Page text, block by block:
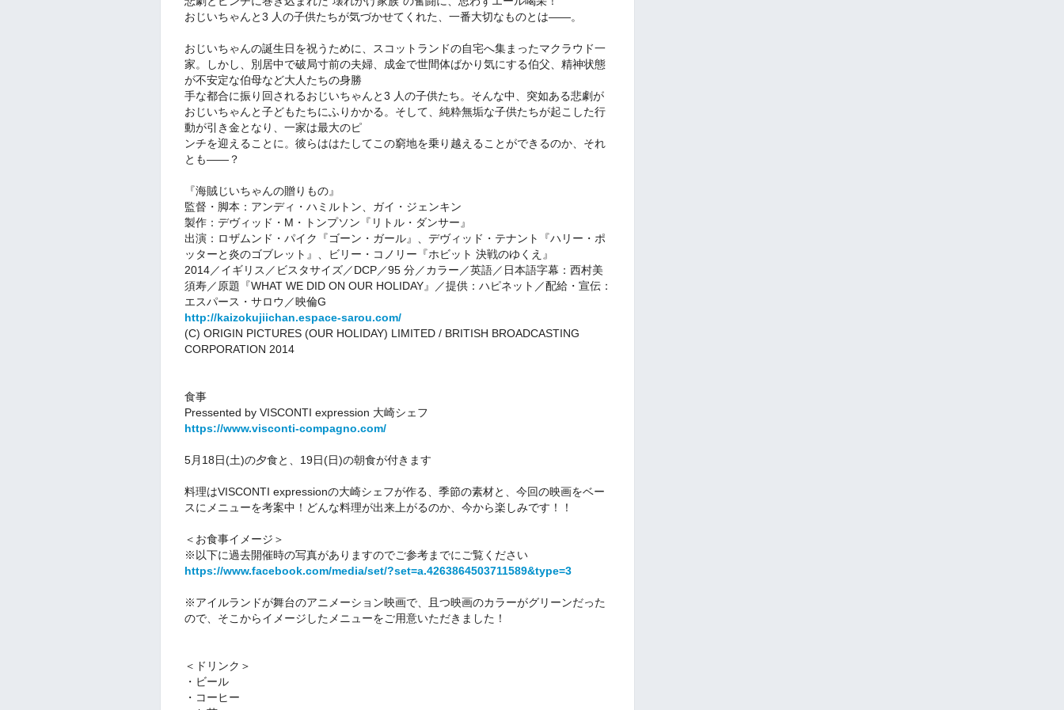
おじいちゃんと3 人の子供たちが気づかせてくれた、一番大切なものとは――。
おじいちゃんの誕生日を祝うために、スコットランドの自宅へ集まったマクラウド一
家。しかし、別居中で破局寸前の夫婦、成金で世間体ばかり気にする伯父、精神状態
が不安定な伯母など大人たちの身勝
手な都合に振り回されるおじいちゃんと3 人の子供たち。そんな中、突如ある悲劇が
おじいちゃんと子どもたちにふりかかる。そして、純粋無垢な子供たちが起こした行
動が引き金となり、一家は最大のピ
ンチを迎えることに。彼らははたしてこの窮地を乗り越えることができるのか、それ
とも――？
『海賊じいちゃんの贈りもの』
監督・脚本：アンディ・ハミルトン、ガイ・ジェンキン
製作：デヴィッド・M・トンプソン『リトル・ダンサー』
出演：ロザムンド・パイク『ゴーン・ガール』、デヴィッド・テナント『ハリー・ポ
ッターと炎のゴブレット』、ビリー・コノリー『ホビット 決戦のゆくえ』
2014／イギリス／ビスタサイズ／DCP／95 分／カラー／英語／日本語字幕：西村美
須寿／原題『WHAT WE DID ON OUR HOLIDAY』／提供：ハピネット／配給・宣伝：
エスパース・サロウ／映倫G
http://kaizokujiichan.espace-sarou.com/
(C) ORIGIN PICTURES (OUR HOLIDAY) LIMITED / BRITISH BROADCASTING
CORPORATION 2014
︎食事
Pressented by VISCONTI expression 大崎シェフ
https://www.visconti-compagno.com/
5月18日(土)の夕食と、19日(日)の朝食が付きます
料理はVISCONTI expressionの大崎シェフが作る、季節の素材と、今回の映画をベー
スにメニューを考案中！どんな料理が出来上がるのか、今から楽しみです！！
＜お食事イメージ＞
※以下に過去開催時の写真がありますのでご参考までにご覧ください
https://www.facebook.com/media/set/?set=a.4263864503711589&type=3
※アイルランドが舞台のアニメーション映画で、且つ映画のカラーがグリーンだった
ので、そこからイメージしたメニューをご用意いただきました！
＜ドリンク＞
・ビール
・コーヒー